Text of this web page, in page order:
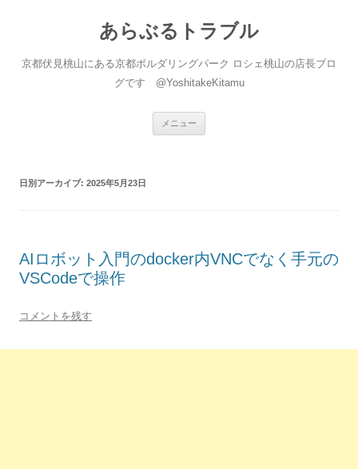
あらぶるトラブル
京都伏見桃山にある京都ボルダリングパーク ロシェ桃山の店長ブロ
グです @YoshitakeKitamu
メニュー
日別アーカイブ: 2025年5月23日
AIロボット入門のdocker内VNCでなく手元の
VSCodeで操作
コメントを残す